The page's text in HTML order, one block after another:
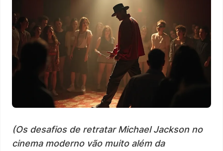
(Os desafios de retratar Michael Jackson no
cinema moderno vão muito além da